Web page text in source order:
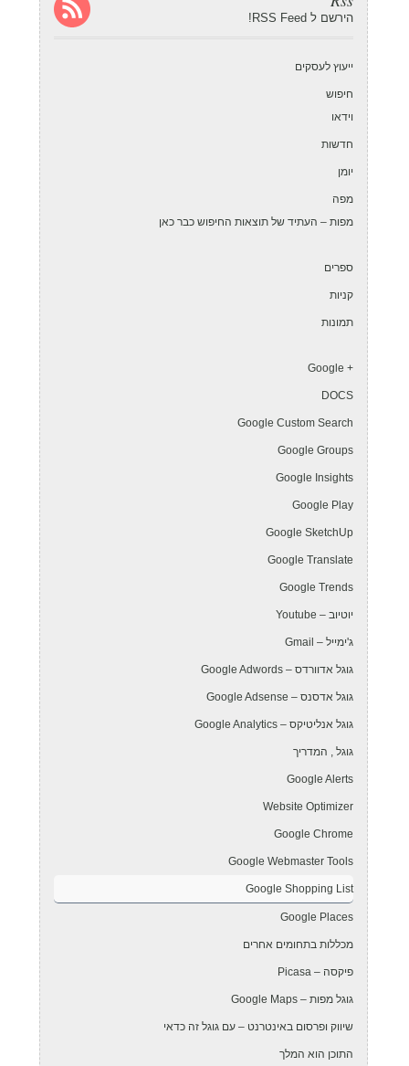
הירשם ל RSS Feed!
ייעוץ לעסקים
חיפוש
וידאו
חדשות
יומן
מפה
מפות – העתיד של תוצאות החיפוש כבר כאן
ספרים
קניות
תמונות
+ Google
DOCS
Google Custom Search
Google Groups
Google Insights
Google Play
Google SketchUp
Google Translate
Google Trends
יוטיוב – Youtube
ג'ימייל – Gmail
גוגל אדוורדס – Google Adwords
גוגל אדסנס – Google Adsense
גוגל אנליטיקס – Google Analytics
גוגל , המדריך
Google Alerts
Website Optimizer
Google Chrome
Google Webmaster Tools
Google Shopping List
Google Places
מכללות בתחומים אחרים
פיקסה – Picasa
גוגל מפות – Google Maps
שיווק ופרסום באינטרנט – עם גוגל זה כדאי
התוכן הוא המלך